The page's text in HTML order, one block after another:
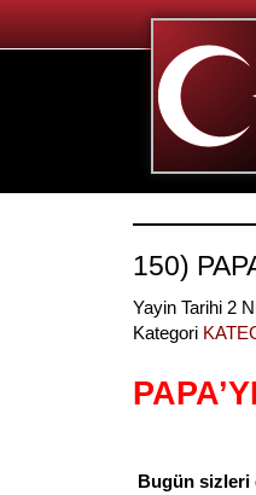
150)
Yayin Tarihi 2
Kategori
Bugün sizleri